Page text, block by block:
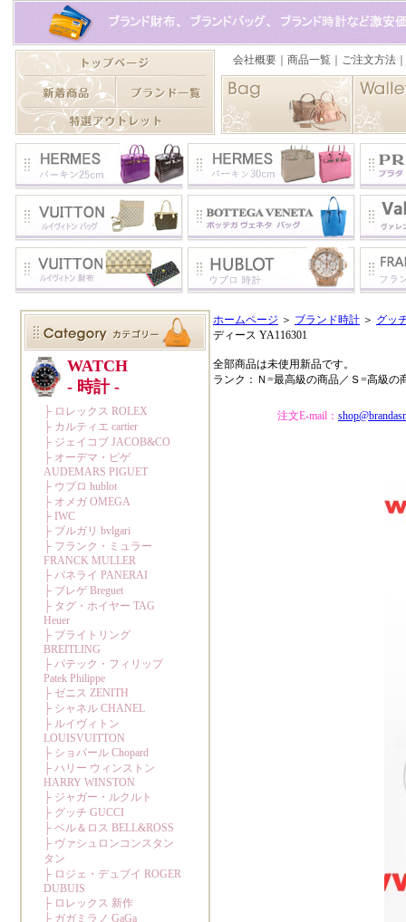
ホームページ ＞ ブランド時計 ＞ グッ
ディース YA116301
全部商品は未使用新品です。
ランク：Ｎ=最高級の商品／Ｓ=高級の
注文E-mail：